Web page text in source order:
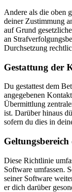
Andere als die oben
deiner Zustimmung
auf Grund
an
Durchsetzung
Gestattung der
Du gestattest dem
angegebenen
Übermittlung
ist. Darüber hinaus
sofern du dies in
Diese Richtlinie
Software umfassen.
seiner Software
er dich darüber